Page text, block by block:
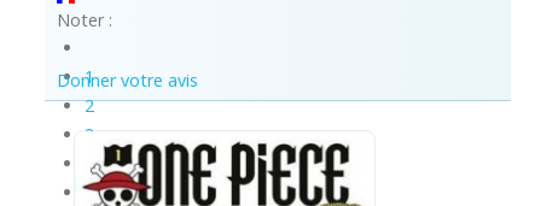
Noter :
1
2
3
4
5
Donner votre avis